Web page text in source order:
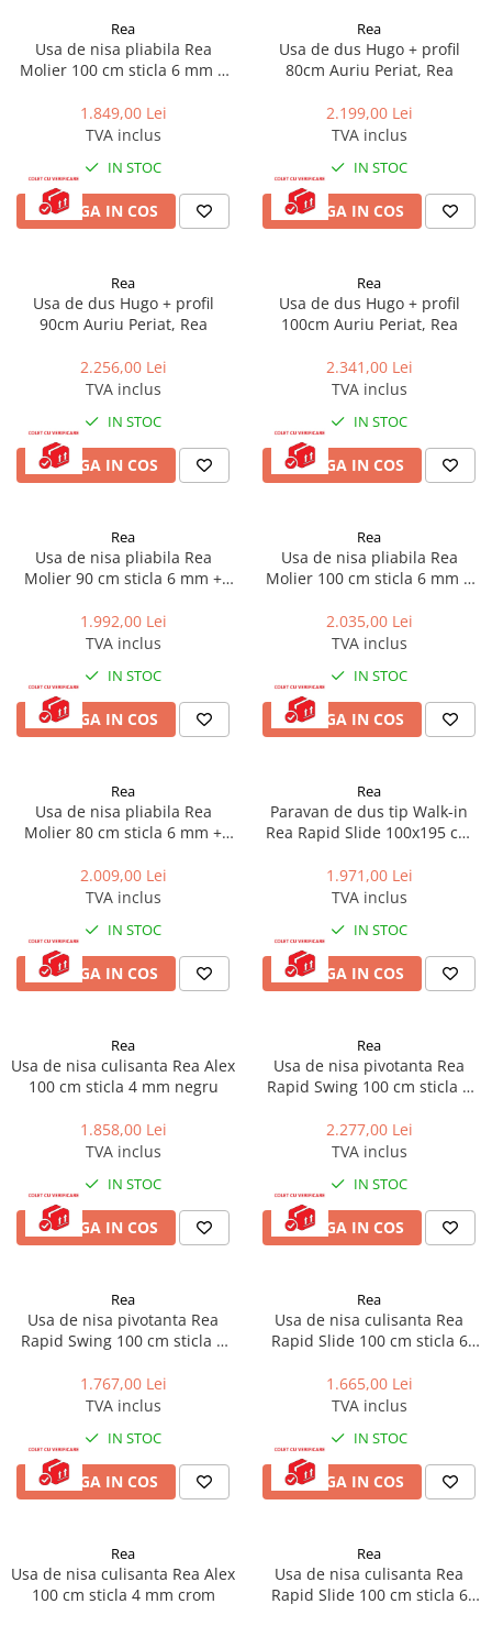
Rea
Usa de nisa pliabila Rea
Molier 100 cm sticla 6 mm +
1.849,00 Lei
TVA inclus
IN STOC
ADAUGA IN COS
Rea
Usa de dus Hugo + profil
80cm Auriu Periat, Rea
2.199,00 Lei
TVA inclus
IN STOC
ADAUGA IN COS
Rea
Usa de dus Hugo + profil
90cm Auriu Periat, Rea
2.256,00 Lei
TVA inclus
IN STOC
ADAUGA IN COS
Rea
Usa de dus Hugo + profil
100cm Auriu Periat, Rea
2.341,00 Lei
TVA inclus
IN STOC
ADAUGA IN COS
Rea
Usa de nisa pliabila Rea
Molier 90 cm sticla 6 mm +
1.992,00 Lei
TVA inclus
IN STOC
ADAUGA IN COS
Rea
Usa de nisa pliabila Rea
Molier 100 cm sticla 6 mm +
2.035,00 Lei
TVA inclus
IN STOC
ADAUGA IN COS
Rea
Usa de nisa pliabila Rea
Molier 80 cm sticla 6 mm +
2.009,00 Lei
TVA inclus
IN STOC
ADAUGA IN COS
Rea
Paravan de dus tip Walk-in
Rea Rapid Slide 100x195 cm
1.971,00 Lei
TVA inclus
IN STOC
ADAUGA IN COS
Rea
Usa de nisa culisanta Rea Alex
100 cm sticla 4 mm negru
1.858,00 Lei
TVA inclus
IN STOC
ADAUGA IN COS
Rea
Usa de nisa pivotanta Rea
Rapid Swing 100 cm sticla 6
2.277,00 Lei
TVA inclus
IN STOC
ADAUGA IN COS
Rea
Usa de nisa pivotanta Rea
Rapid Swing 100 cm sticla 6
1.767,00 Lei
TVA inclus
IN STOC
ADAUGA IN COS
Rea
Usa de nisa culisanta Rea
Rapid Slide 100 cm sticla 6
1.665,00 Lei
TVA inclus
IN STOC
ADAUGA IN COS
Rea
Usa de nisa culisanta Rea Alex
100 cm sticla 4 mm crom
Rea
Usa de nisa culisanta Rea
Rapid Slide 100 cm sticla 6